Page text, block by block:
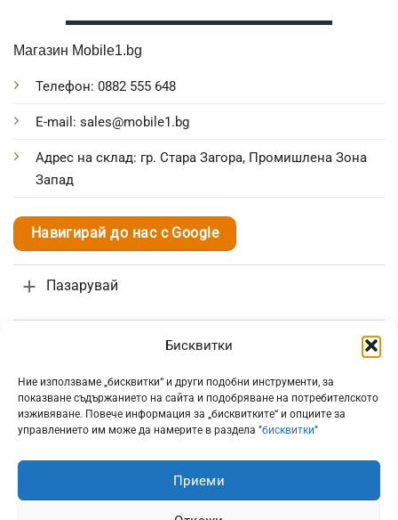
Бисквитки
Ние използваме „бисквитки“ и други подобни инструменти, за
показване съдържанието на сайта и подобряване на потребителското
изживяване. Повече информация за „бисквитките“ и опциите за
управлението им може да намерите в раздела "бисквитки"
Приеми
Магазин Mobile1.bg
Телефон: 0882 555 648
E-mail: sales@mobile1.bg
Адрес на склад: гр. Стара Загора, Промишлена Зона
Запад
Навигирай до нас с Google
Пазарувай
Поръчки и доставка